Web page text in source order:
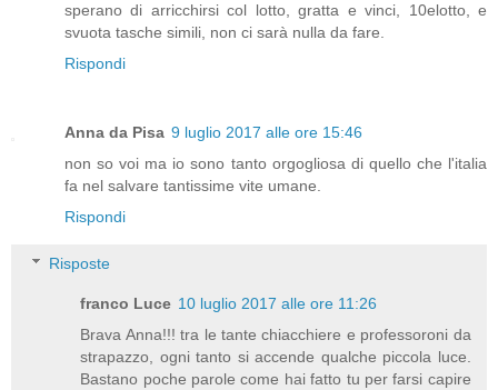
sperano di arricchirsi col lotto, gratta e vinci, 10elotto, e
svuota tasche simili, non ci sarà nulla da fare.
Rispondi
Anna da Pisa 9 luglio 2017 alle ore 15:46
non so voi ma io sono tanto orgogliosa di quello che l'italia
fa nel salvare tantissime vite umane.
Rispondi
Risposte
franco Luce 10 luglio 2017 alle ore 11:26
Brava Anna!!! tra le tante chiacchiere e professoroni da
strapazzo, ogni tanto si accende qualche piccola luce.
Bastano poche parole come hai fatto tu per farsi capire